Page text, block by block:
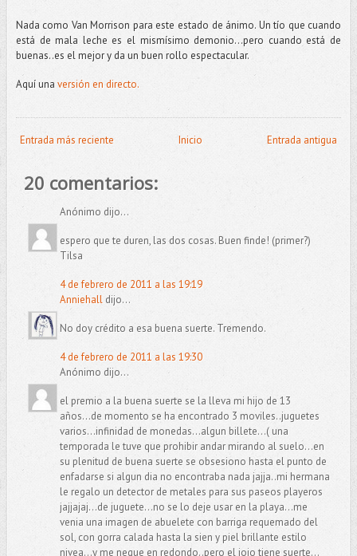
Nada como VanMorrison para este estado de ánimo. Un tío que cuando
está de mala leche es el mismísimo demonio...pero cuando está de
buenas..es el mejor y da un buen rollo espectacular.
Aquí una versión en directo.
Entrada más reciente Entrada antigua
Inicio
20 comentarios:
Anónimo dijo...
espero que te duren, las dos cosas. Buen finde! (primer?)
Tilsa
4 de febrero de 2011 a las 19:19
Anniehalldijo...
No doy crédito a esa buena suerte. Tremendo.
4 de febrero de 2011 a las 19:30
Anónimo dijo...
el premio a la buena suerte se la lleva mi hijo de 13
años...de momento se ha encontrado 3 moviles..juguetes
varios...infinidad de monedas...algun billete...( una
temporada le tuve que prohibir andar mirando al suelo...en
su plenitud de buena suerte se obsesiono hasta el punto de
enfadarse si algun dia no encontraba nada jajja..mi hermana
le regalo un detector de metales para sus paseos playeros
jajjajaj...de juguete...no se lo deje usar en la playa...me
venia una imagen de abuelete con barriga requemado del
sol, con gorra calada hasta la sien y piel brillante estilo
nivea...y me negue en redondo..pero el joio tiene suerte...